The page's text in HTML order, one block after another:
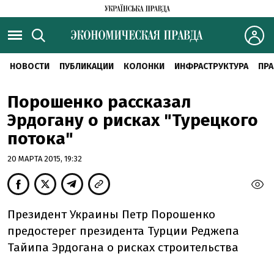
НОВОСТИ ПУБЛИКАЦИИ КОЛОНКИ ИНФРАСТРУКТУРА
Порошенко рассказал
Эрдогану о рисках "Турецкого
потока"
20 МАРТА 2015, 19:32
Президент Украины Петр Порошенко
предостерег президента Турции Реджепа
Тайипа Эрдогана о рисках строительства